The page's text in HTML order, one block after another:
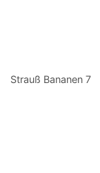
Strauß Bananen 7